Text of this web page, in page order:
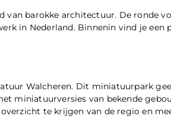
van barokke architectuur. De ronde
in Nederland. Binnenin vind je een
Walcheren. Dit miniatuurpark
miniatuurversies van bekende
te krijgen van de regio en